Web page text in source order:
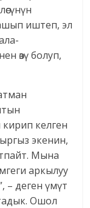
иштеп, эл
өзү болуп,
келген
экенин,
Мына
аркылуу
– деген үмүт
Ошол